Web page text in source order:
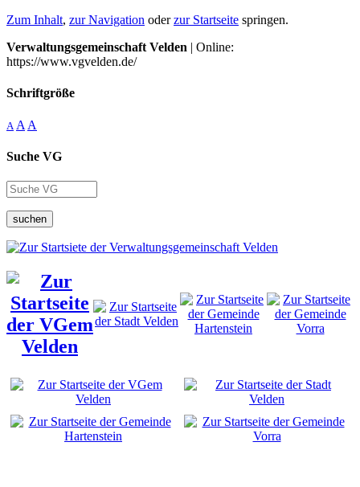
Zum Inhalt, zur Navigation oderzur Startseite springen.
Verwaltungsgemeinschaft Velden | Online:
https://www.vgvelden.de/
Schriftgröße
A A A
Suche VG
suchen